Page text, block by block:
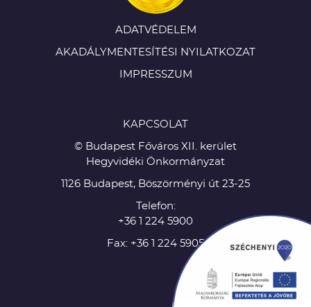
ADATVÉDELEM
AKADÁLYMENTESÍTÉSI NYILATKOZAT
IMPRESSZUM
KAPCSOLAT
© Budapest Főváros XII. kerület
Hegyvidéki Önkormányzat
1126 Budapest, Böszörményi út 23-25
Telefon:
+36 1 224 5900
Fax: +36 1 224 5905